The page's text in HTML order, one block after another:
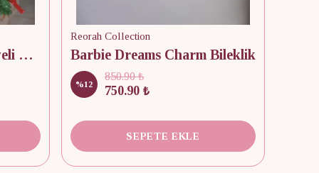
Reorah Kırmızı Puantiyeli Takı Advent Calendar 12 Adet
Reorah Collection
Barbie Dreams Charm Bileklik
%12
850.90 ₺
750.90 ₺
SEPETE EKLE